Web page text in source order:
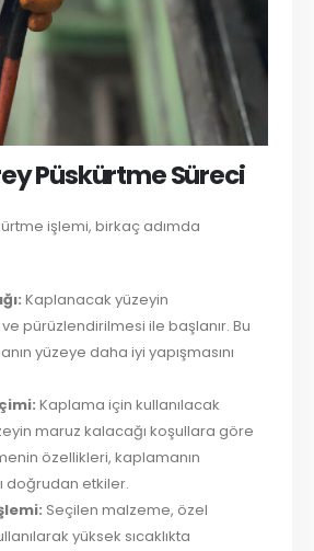
Püskürtme Süreci
işlemi, birkaç adımda
Kaplanacak yüzeyin
pürüzlendirilmesi ile başlanır. Bu
yüzeye daha iyi yapışmasını
Kaplama için kullanılacak
maruz kalacağı koşullara göre
özellikleri, kaplamanın
doğrudan etkiler.
Seçilen malzeme, özel
yüksek sıcaklıkta